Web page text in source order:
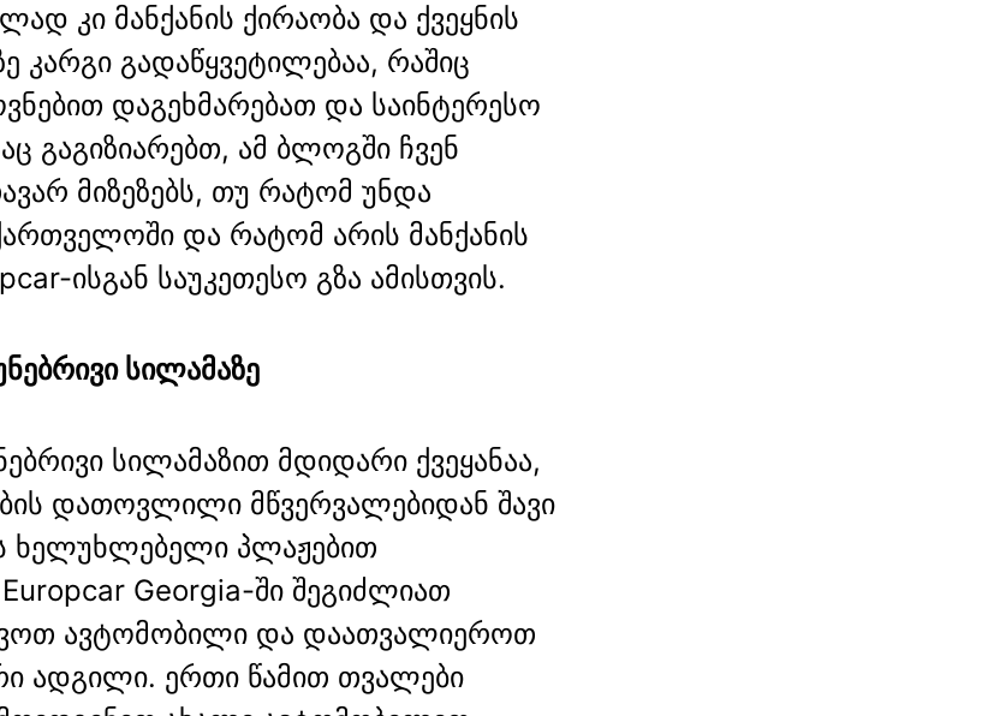
კი მანქანის ქირაობა და ქვეყნის
კარგი გადაწყვეტილებაა, რაშიც
დაგეხმარებათ და საინტერესო
გაგიზიარებთ, ამ ბლოგში ჩვენ
მიზეზებს, თუ რატომ უნდა
და რატომ არის მანქანის
ისგან საუკეთესო გზა ამისთვის.
სილამაზე
სილამაზით მდიდარი ქვეყანაა,
დათოვლილი მწვერვალებიდან შავი
ხელუხლებელი პლაჟებით
Georgia-ში შეგიძლიათ
ავტომობილი და დაათვალიეროთ
ადგილი. ერთი წამით თვალები